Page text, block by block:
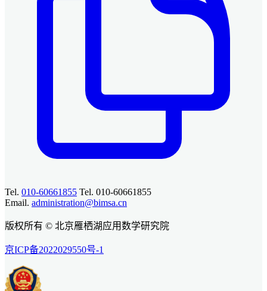
Tel. 010-60661855 Tel. 010-60661855
Email. administration@bimsa.cn
版权所有 © 北京雁栖湖应用数学研究院
京ICP备2022029550号-1